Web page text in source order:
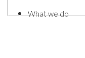
contentWhat we do